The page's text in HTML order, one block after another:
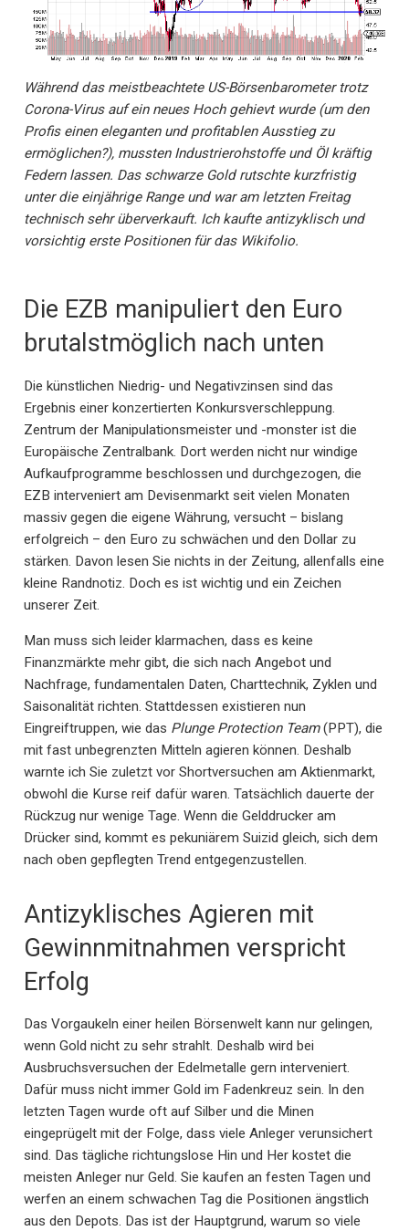
Während das meistbeachtete US-Börsenbarometer trotz
Corona-Virus auf ein neues Hoch gehievt wurde (um den
Profis einen eleganten und profitablen Ausstieg zu
ermöglichen?), mussten Industrierohstoffe und Öl kräftig
Federn lassen. Das schwarze Gold rutschte kurzfristig
unter die einjährige Range und war am letzten Freitag
technisch sehr überverkauft. Ich kaufte antizyklisch und
vorsichtig erste Positionen für das Wikifolio.
Die EZB manipuliert den Euro
brutalstmöglich nach unten
Die künstlichen Niedrig- und Negativzinsen sind das
Ergebnis einer konzertierten Konkursverschleppung.
Zentrum der Manipulationsmeister und -monster ist die
Europäische Zentralbank. Dort werden nicht nur windige
Aufkaufprogramme beschlossen und durchgezogen, die
EZB interveniert am Devisenmarkt seit vielen Monaten
massiv gegen die eigene Währung, versucht – bislang
erfolgreich – den Euro zu schwächen und den Dollar zu
stärken. Davon lesen Sie nichts in der Zeitung, allenfalls eine
kleine Randnotiz. Doch es ist wichtig und ein Zeichen
unserer Zeit.
Man muss sich leider klarmachen, dass es keine
Finanzmärkte mehr gibt, die sich nach Angebot und
Nachfrage, fundamentalen Daten, Charttechnik, Zyklen und
Saisonalität richten. Stattdessen existieren nun
Eingreiftruppen, wie das Plunge Protection Team(PPT), die
mit fast unbegrenzten Mitteln agieren können. Deshalb
warnte ich Sie zuletzt vor Shortversuchen am Aktienmarkt,
obwohl die Kurse reif dafür waren. Tatsächlich dauerte der
Rückzug nur wenige Tage. Wenn die Gelddrucker am
Drücker sind, kommt es pekuniärem Suizid gleich, sich dem
nach oben gepflegten Trend entgegenzustellen.
Antizyklisches Agieren mit
Gewinnmitnahmen verspricht
Erfolg
Das Vorgaukeln einer heilen Börsenwelt kann nur gelingen,
wenn Gold nicht zu sehr strahlt. Deshalb wird bei
Ausbruchsversuchen der Edelmetalle gern interveniert.
Dafür muss nicht immer Gold im Fadenkreuz sein. In den
letzten Tagen wurde oft auf Silber und die Minen
eingeprügelt mit der Folge, dass viele Anleger verunsichert
sind. Das tägliche richtungslose Hin und Her kostet die
meisten Anleger nur Geld. Sie kaufen an festen Tagen und
werfen an einem schwachen Tag die Positionen ängstlich
aus den Depots. Das ist der Hauptgrund, warum so viele